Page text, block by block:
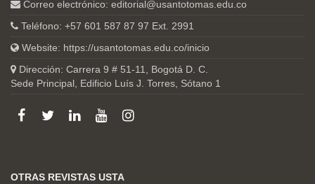
Correo electrónico: editorial@usantotomas.edu.co
Teléfono: +57 601 587 87 97 Ext. 2991
Website: https://usantotomas.edu.co/inicio
Dirección: Carrera 9 # 51-11, Bogotá D. C.
Sede Principal, Edificio Luís J. Torres, Sótano 1
OTRAS REVISTAS USTA